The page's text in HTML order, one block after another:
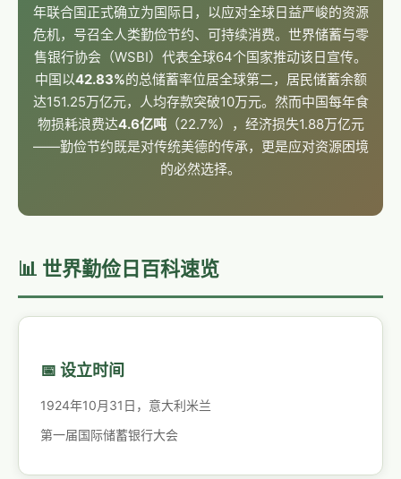
年联合国正式确立为国际日，以应对全球日益严峻的资源
危机，号召全人类勤俭节约、可持续消费。世界储蓄与零
售银行协会（WSBI）代表全球64个国家推动该日宣传。
中国以42.83%的总储蓄率位居全球第二，居民储蓄余额
达151.25万亿元，人均存款突破10万元。然而中国每年食
物损耗浪费达4.6亿吨（22.7%），经济损失1.88万亿元
——勤俭节约既是对传统美德的传承，更是应对资源困境
的必然选择。
📊 世界勤俭日百科速览
📅 设立时间
1924年10月31日，意大利米兰
第一届国际储蓄银行大会